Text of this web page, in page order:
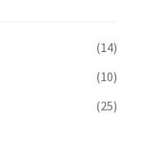
(14)
(10)
(25)